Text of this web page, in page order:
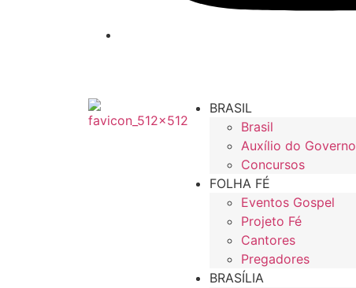
BRASIL
Brasil
Auxílio do Governo
Concursos
FOLHA FÉ
Eventos Gospel
Projeto Fé
Cantores
Pregadores
BRASÍLIA